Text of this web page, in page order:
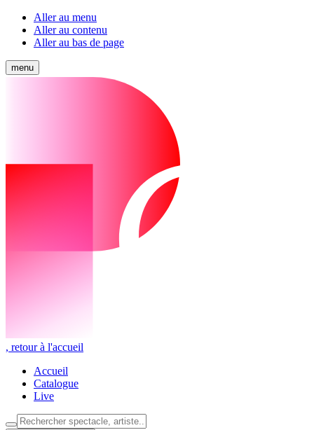
Aller au menu
Aller au contenu
Aller au bas de page
menu
, retour à l'accueil
Accueil
Catalogue
Live